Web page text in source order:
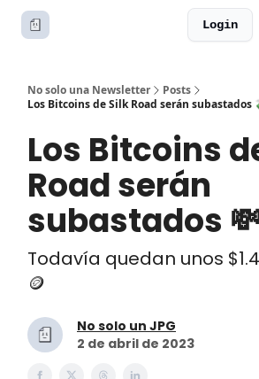
Login
No solo una Newsletter
Posts
Los Bitcoins de Silk Road serán subastados
Los Bitcoins
Road serán
subastados
Todavía quedan unos
🪙
No solo un JPG
2 de abril de 2023